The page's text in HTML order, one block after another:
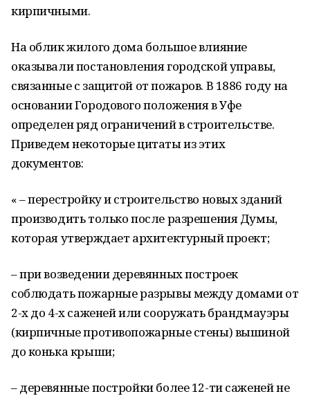
кирпичными.
На облик жилого дома большое влияние
оказывали постановления городской управы,
связанные с защитой от пожаров. В 1886 году на
основании Городового положения в Уфе
определен ряд ограничений в строительстве.
Приведем некоторые цитаты из этих
документов:
« – перестройку и строительство новых зданий
производить только после разрешения Думы,
которая утверждает архитектурный проект;
– при возведении деревянных построек
соблюдать пожарные разрывы между домами от
2-х до 4-х саженей или сооружать брандмауэры
(кирпичные противопожарные стены) вышиной
до конька крыши;
– деревянные постройки более 12-ти саженей не